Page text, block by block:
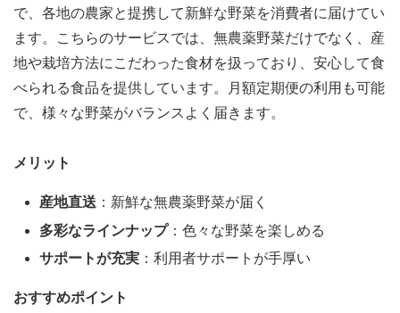
で、各地の農家と提携して新鮮な野菜を消費者に届けてい
ます。こちらのサービスでは、無農薬野菜だけでなく、産
地や栽培方法にこだわった食材を扱っており、安心して食
べられる食品を提供しています。月額定期便の利用も可能
で、様々な野菜がバランスよく届きます。
メリット
産地直送 ：新鮮な無農薬野菜が届く
多彩なラインナップ：色々な野菜を楽しめる
サポートが充実 ：利用者サポートが手厚い
おすすめポイント